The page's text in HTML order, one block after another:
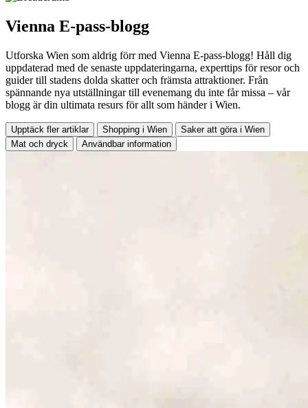
Vienna E-pass-blogg
Utforska Wien som aldrig förr med Vienna E-pass-blogg! Håll dig
uppdaterad med de senaste uppdateringarna, experttips för resor och
guider till stadens dolda skatter och främsta attraktioner. Från
spännande nya utställningar till evenemang du inte får missa – vår
blogg är din ultimata resurs för allt som händer i Wien.
Upptäck fler artiklar Shopping i Wien
Saker att göra i Wien
Mat och dryck
Användbar information